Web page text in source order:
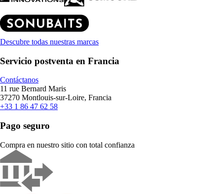
Descubre todas nuestras marcas
Servicio postventa en Francia
Contáctanos
11 rue Bernard Maris
37270 Montlouis-sur-Loire, Francia
+33 1 86 47 62 58
Pago seguro
Compra en nuestro sitio con total confianza